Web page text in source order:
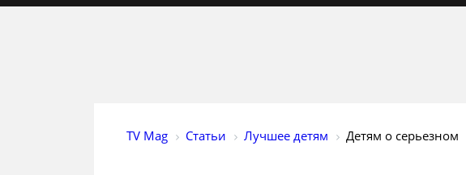
TV Mag Статьи Лучшее детям Детям о серьезном